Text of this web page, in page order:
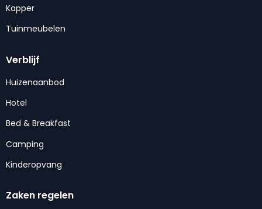
Kapper
Tuinmeubelen
Verblijf
Huizenaanbod
Hotel
Bed & Breakfast
Camping
Kinderopvang
Zaken regelen